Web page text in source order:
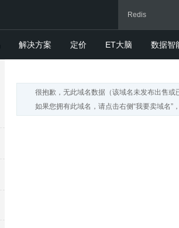
解决方案 定价 ET大脑 数据智
很抱歉，无此域名数据（该域名未发布出售或
如果您拥有此域名，请点击右侧“我要卖域名”